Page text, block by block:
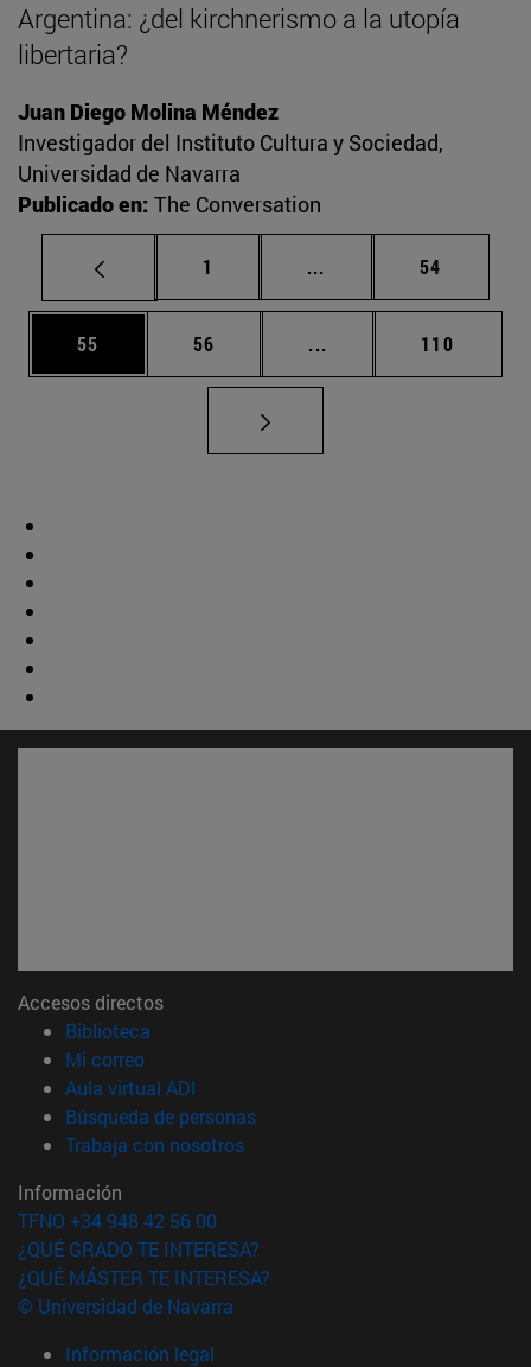
Argentina: ¿del kirchnerismo a la utopía
libertaria?
Juan Diego Molina Méndez
Investigador del Instituto Cultura y Sociedad,
Universidad de Navarra
Publicado en: The Conversation
Página
1 ... Páginas intermedias
Página
54
Página
55 Página
56 ... Páginas intermedias
Página
110
Accesos directos
Biblioteca
Mi correo(abre en nueva ventana)
Aula virtual ADI
Búsqueda de personas(abre en nueva ventana)
Trabaja con nosotros(abre en nueva ventana)
Información
TFNO +34 948 42 56 00
¿QUÉ GRADO TE INTERESA?
¿QUÉ MÁSTER TE INTERESA?
© Universidad de Navarra
Información legal